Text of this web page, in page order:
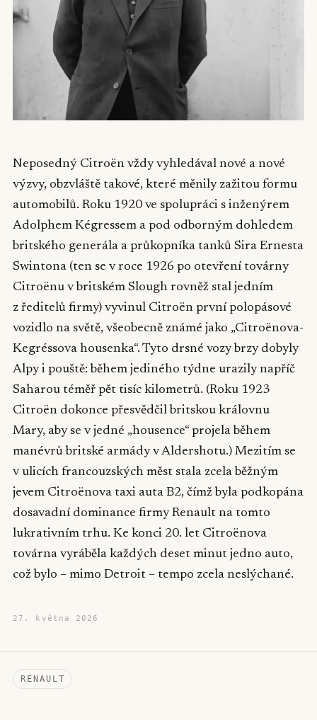
Neposedný Citroën vždy vyhledával nové a nové
výzvy, obzvláště takové, které měnily zažitou formu
automobilů. Roku 1920 ve spolupráci s inženýrem
Adolphem Kégressem a pod odborným dohledem
britského generála a průkopníka tanků Sira Ernesta
Swintona (ten se v roce 1926 po otevření továrny
Citroënu v britském Slough rovněž stal jedním
z ředitelů firmy) vyvinul Citroën první polopásové
vozidlo na světě, všeobecně známé jako „Citroënova-
Kegréssova housenka“. Tyto drsné vozy brzy dobyly
Alpy i pouště: během jediného týdne urazily napříč
Saharou téměř pět tisíc kilometrů. (Roku 1923
Citroën dokonce přesvědčil britskou královnu
Mary, aby se v jedné „housence“ projela během
manévrů britské armády v Aldershotu.) Mezitím se
v ulicích francouzských měst stala zcela běžným
jevem Citroënova taxi auta B2, čímž byla podkopána
dosavadní dominance firmy Renault na tomto
lukrativním trhu. Ke konci 20. let Citroënova
továrna vyráběla každých deset minut jedno auto,
což bylo – mimo Detroit – tempo zcela neslýchané.
27. května 2026
RENAULT